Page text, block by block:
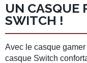
UN CASQUE
SWITCH !
Avec le casque
casque Switch